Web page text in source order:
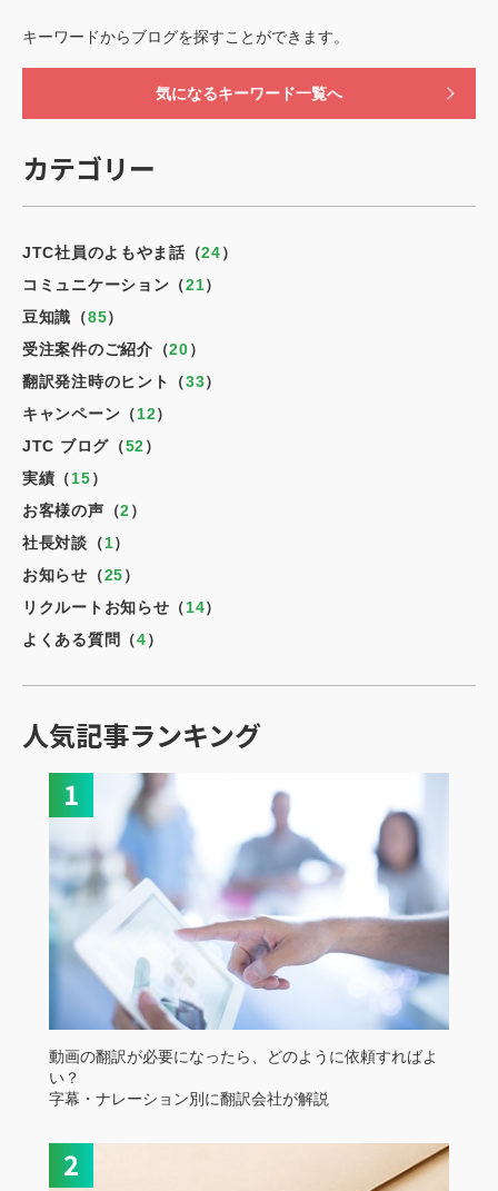
キーワードからブログを探すことができます。
気になるキーワード一覧へ
カテゴリー
JTC社員のよもやま話（24）
コミュニケーション（21）
豆知識（85）
受注案件のご紹介（20）
翻訳発注時のヒント（33）
キャンペーン（12）
JTC ブログ（52）
実績（15）
お客様の声（2）
社長対談（1）
お知らせ（25）
リクルートお知らせ（14）
よくある質問（4）
人気記事ランキング
動画の翻訳が必要になったら、どのように依頼すればよ
い？
字幕・ナレーション別に翻訳会社が解説